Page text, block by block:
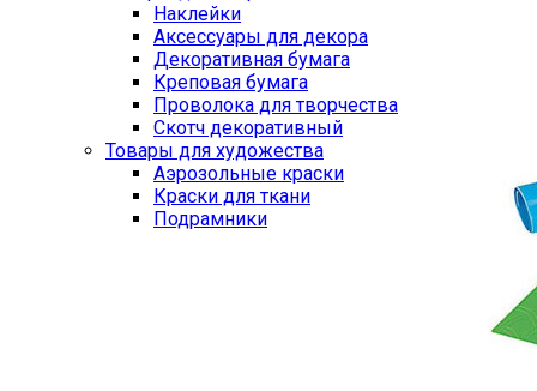
Наклейки
Аксессуары для декора
Декоративная бумага
Креповая бумага
Проволока для творчества
Скотч декоративный
Товары для художества
Аэрозольные краски
Краски для ткани
Подрамники